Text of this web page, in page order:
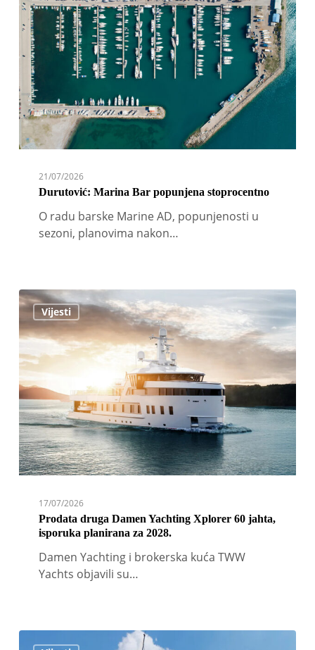
Bar
popunjena
stoprocentno
21/07/2026
Durutović: Marina Bar popunjena stoprocentno
O radu barske Marine AD, popunjenosti u
sezoni, planovima nakon…
Vijesti
Prodata
druga
Damen
Yachting
Xplorer
60
jahta,
isporuka
planirana
za
2028.
17/07/2026
Prodata druga Damen Yachting Xplorer 60 jahta,
isporuka planirana za 2028.
Damen Yachting i brokerska kuća TWW
Yachts objavili su…
Upoznajte